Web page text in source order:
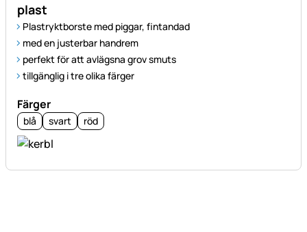
plast
Plastryktborste med piggar, fintandad
med en justerbar handrem
perfekt för att avlägsna grov smuts
tillgänglig i tre olika färger
Färger
blå svart röd